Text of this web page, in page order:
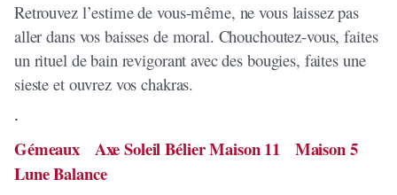
Retrouvez l’estime de vous-même, ne vous laissez pas
aller dans vos baisses de moral. Chouchoutez-vous, faites
un rituel de bain revigorant avec des bougies, faites une
sieste et ouvrez vos chakras.
.
Gémeaux Axe Soleil Bélier Maison 11 Maison 5
Lune Balance